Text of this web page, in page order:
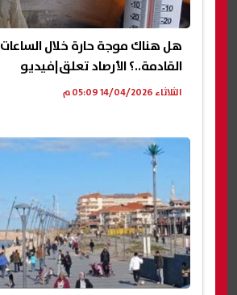
هل هناك موجة حارة خلال الساعات
القادمة..️؟ الأرصاد تعلق|فيديو
الثلاثاء 14/04/2026 05:09 م